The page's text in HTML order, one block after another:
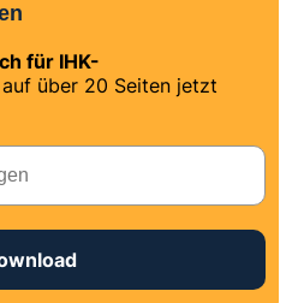
für IHK-
auf über 20 Seiten jetzt